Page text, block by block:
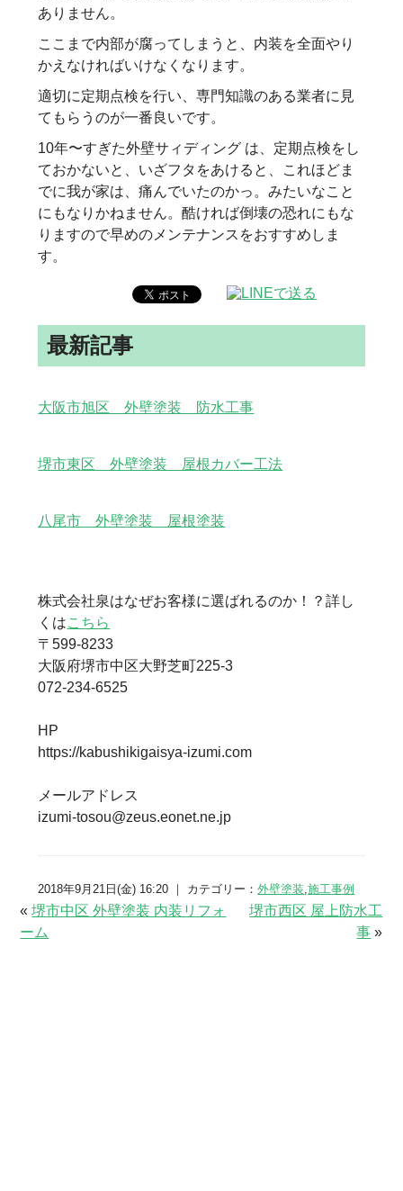
ありません。
ここまで内部が腐ってしまうと、内装を全面やり
かえなければいけなくなります。
適切に定期点検を行い、専門知識のある業者に見
てもらうのが一番良いです。
10年〜すぎた外壁サィディング は、定期点検をし
ておかないと、いざフタをあけると、これほどま
でに我が家は、痛んでいたのかっ。みたいなこと
にもなりかねません。酷ければ倒壊の恐れにもな
りますので早めのメンテナンスをおすすめしま
す。
最新記事
大阪市旭区 外壁塗装 防水工事
堺市東区 外壁塗装 屋根カバー工法
八尾市 外壁塗装 屋根塗装
株式会社泉はなぜお客様に選ばれるのか！？詳し
くはこちら
〒599-8233
大阪府堺市中区大野芝町225-3
072-234-6525
HP
https://kabushikigaisya-izumi.com
メールアドレス
izumi-tosou@zeus.eonet.ne.jp
2018年9月21日(金) 16:20 ｜ カテゴリー：外壁塗装,施工事例
«堺市中区 外壁塗装 内装リフォ
ーム
堺市西区 屋上防水工
事 »